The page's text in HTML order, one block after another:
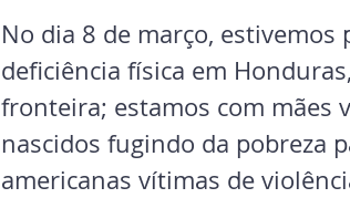
No dia 8 de março,
deficiência física em
fronteira; estamos com mães
nascidos fugindo da pobreza
americanas vítimas de